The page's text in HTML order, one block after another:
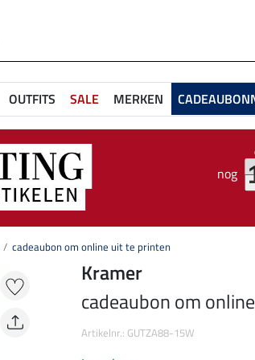
OUTFITS SALE MERKEN
nog
cadeaubon om online uit te printen
Kramer
cadeaubon om
Artikelnr.: GUTZA88-15W